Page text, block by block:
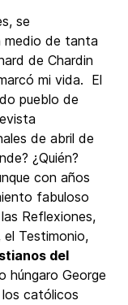
se
medio de tanta
de Chardin
mi vida. El
pueblo de
de abril de
¿Quién?
con años
fabuloso
Reflexiones,
el Testimonio,
del
húngaro George
los católicos